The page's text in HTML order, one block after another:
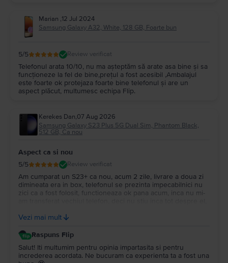
Marian ,12 Jul 2024
Samsung Galaxy A32, White, 128 GB, Foarte bun
5/5 Review verificat
Telefonul arata 10/10, nu ma așteptăm să arate asa bine și sa
funcționeze la fel de bine,prețul a fost acesibil ,Ambalajul
este foarte ok protejaza foarte bine telefonul și are un
aspect plăcut, multumesc echipa Flip.
Kerekes Dan,07 Aug 2026
Samsung Galaxy S23 Plus 5G Dual Sim, Phantom Black,
512 GB, Ca nou
Aspect ca si nou
5/5 Review verificat
Am cumparat un S23+ ca nou, acum 2 zile, livrare a doua zi
dimineata era in box, telefonul se prezinta impecabilnici nu
zici ca a fost folosit, functioneaza ok pana acum, inca nu mi-
cand voi incepe sa-l folosesc.
Vezi mai mult
Raspuns Flip
Salut! Iti multumim pentru opinia impartasita si pentru
increderea acordata. Ne bucuram ca experienta ta a fost una